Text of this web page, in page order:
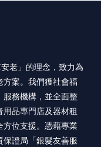
老」的理念，致力為
方案。我們獲社會福
服務機構，並全面整
品專門店及器材租
方位支援。憑藉專業
證局「銀髮友善服